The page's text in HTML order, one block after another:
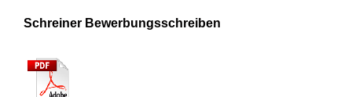
Schreiner Bewerbungsschreiben